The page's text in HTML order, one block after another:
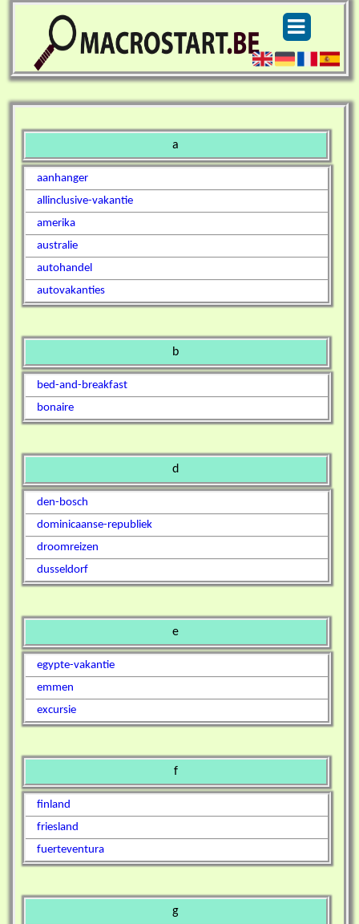
a
aanhanger
allinclusive-vakantie
amerika
australie
autohandel
autovakanties
b
bed-and-breakfast
bonaire
d
den-bosch
dominicaanse-republiek
droomreizen
dusseldorf
e
egypte-vakantie
emmen
excursie
f
finland
friesland
fuerteventura
g